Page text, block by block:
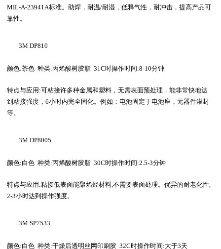
MIL-A-23941A标准。助焊，耐温/耐湿，低释气性，耐冲击，提高产品可
靠性。
3M DP810
颜色:茶色 种类:丙烯酸树胶脂 31C时操作时间:8-10分钟
特点与应用:可粘接许多种金属和塑料，无需表面预处理，能非常快地达
到粘接强度，6小时内完全固化。例如：电池固定于电池座，元器件灌封
等。
3M DP8005
颜色:白色 种类:丙烯酸树胶脂 30C时操作时间:2.5-3分钟
特点与应用:粘接低表面能聚烯烃材料 ,不需要表面处理。优异的耐老化性
2-3小时达到操作强度。
3M SP7533
颜色:白色 种类:干燥后透明丝网印刷胶 32C时操作时间:大于3天